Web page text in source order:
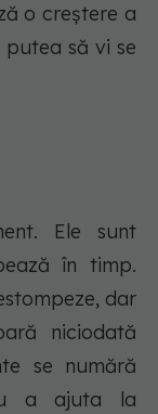
o creștere a
să vi se
Ele sunt
în timp.
dar
niciodată
se numără
a ajuta la